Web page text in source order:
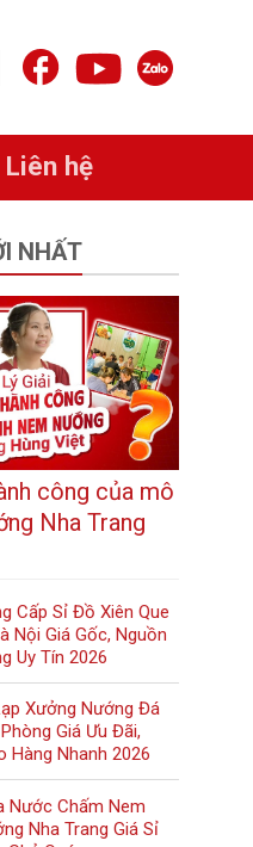
Liên hệ
NHẤT
Nha Trang
Nội Giá Gốc, Nguồn
Uy Tín 2026
Giá Ưu Đãi,
Hàng Nhanh 2026
Nha Trang Giá Sỉ